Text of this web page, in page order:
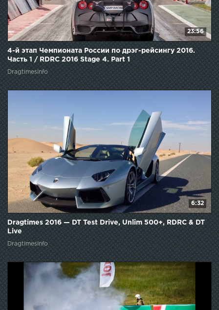
23:56
4-й этап Чемпионата России по дрэг-рейсингу 2016.
Часть 1 / RDRC 2016 Stage 4. Part 1
DragtimesInfo
6:32
Dragtimes 2016 — DT Test Drive, Unlim 500+, RDRC & DT
Live
DragtimesInfo